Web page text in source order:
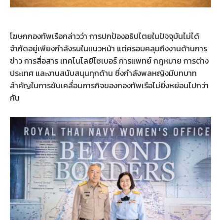
โฆษกกองทัพเรือกล่าวว่า การปกป้องอธิปไตยในปัจจุบันไม่ได้
จำกัดอยู่เพียงกำลังรบในแนวหน้า แต่ครอบคลุมถึงงานด้านการ
ข่าว การสื่อสาร เทคโนโลยีไซเบอร์ การแพทย์ กฎหมาย การต่าง
ประเทศ และงานสนับสนุนทุกด้าน ซึ่งกำลังพลหญิงมีบทบาท
สำคัญในการขับเคลื่อนภารกิจของกองทัพเรือไม่ยิ่งหย่อนไปกว่า
กัน